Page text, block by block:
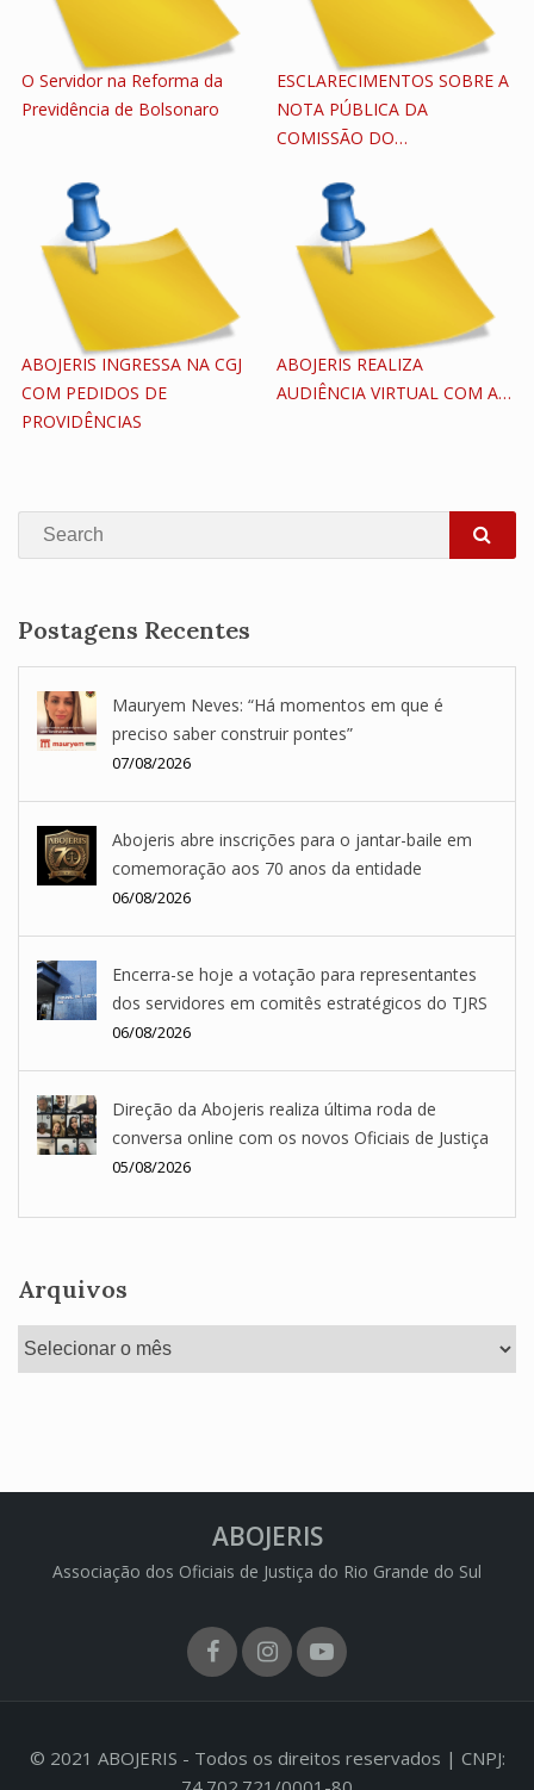
O Servidor na Reforma da
Previdência de Bolsonaro
ESCLARECIMENTOS SOBRE A
NOTA PÚBLICA DA
COMISSÃO DO…
ABOJERIS INGRESSA NA CGJ
COM PEDIDOS DE
PROVIDÊNCIAS
ABOJERIS REALIZA
AUDIÊNCIA VIRTUAL COM A…
Search
Postagens Recentes
Mauryem Neves: “Há momentos em que é
preciso saber construir pontes”
07/08/2026
Abojeris abre inscrições para o jantar-baile em
comemoração aos 70 anos da entidade
06/08/2026
Encerra-se hoje a votação para representantes
dos servidores em comitês estratégicos do TJRS
06/08/2026
Direção da Abojeris realiza última roda de
conversa online com os novos Oficiais de Justiça
05/08/2026
Arquivos
Arquivos
ABOJERIS
Associação dos Oficiais de Justiça do Rio Grande do Sul
FacebookInstagram
Youtube
© 2021 ABOJERIS - Todos os direitos reservados | CNPJ: